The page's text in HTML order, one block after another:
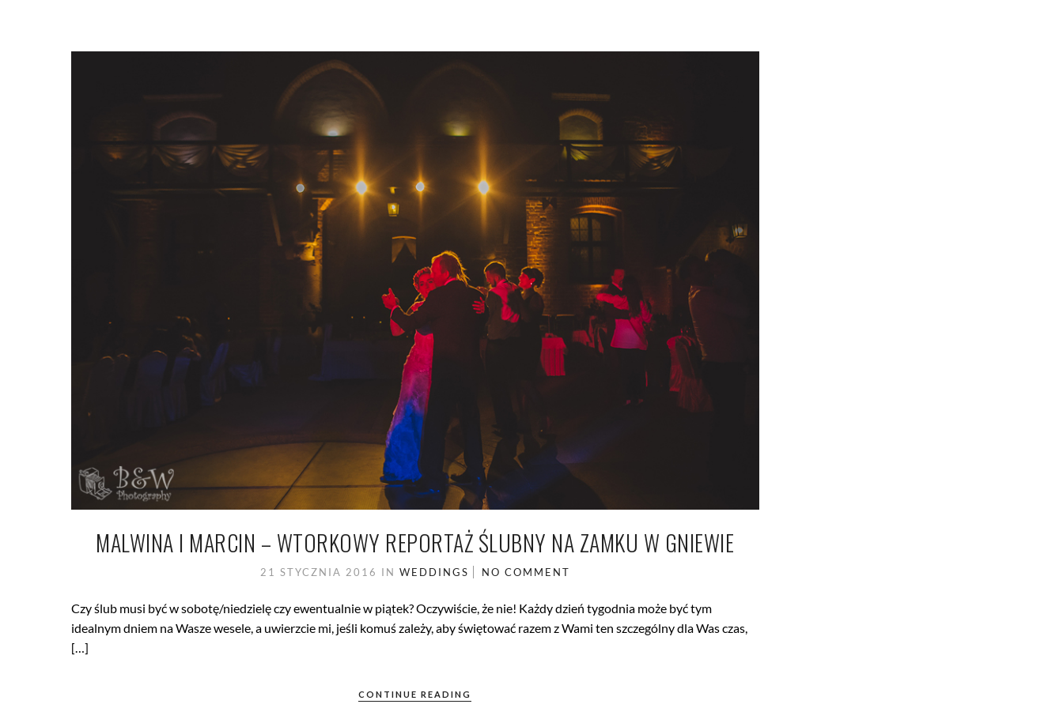
MALWINA I MARCIN – WTORKOWY REPORTAŻ ŚLUBNY NA ZAMKU W GNIEWIE
21 STYCZNIA 2016 IN WEDDINGS NO COMMENT
Czy ślub musi być w sobotę/niedzielę czy ewentualnie w piątek? Oczywiście, że nie! Każdy dzień tygodnia może być tym
idealnym dniem na Wasze wesele, a uwierzcie mi, jeśli komuś zależy, aby świętować razem z Wami ten szczególny dla Was czas,
[…]
CONTINUE READING